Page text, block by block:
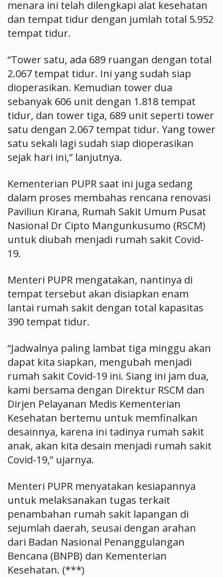
menara ini telah dilengkapi alat kesehatan
dan tempat tidur dengan jumlah total 5.952
tempat tidur.
“Tower satu, ada 689 ruangan dengan total
2.067 tempat tidur. Ini yang sudah siap
dioperasikan. Kemudian tower dua
sebanyak 606 unit dengan 1.818 tempat
tidur, dan tower tiga, 689 unit seperti tower
satu dengan 2.067 tempat tidur. Yang tower
satu sekali lagi sudah siap dioperasikan
sejak hari ini,” lanjutnya.
Kementerian PUPR saat ini juga sedang
dalam proses membahas rencana renovasi
Paviliun Kirana, Rumah Sakit Umum Pusat
Nasional Dr Cipto Mangunkusumo (RSCM)
untuk diubah menjadi rumah sakit Covid-
19.
Menteri PUPR mengatakan, nantinya di
tempat tersebut akan disiapkan enam
lantai rumah sakit dengan total kapasitas
390 tempat tidur.
“Jadwalnya paling lambat tiga minggu akan
dapat kita siapkan, mengubah menjadi
rumah sakit Covid-19 ini. Siang ini jam dua,
kami bersama dengan Direktur RSCM dan
Dirjen Pelayanan Medis Kementerian
Kesehatan bertemu untuk memfinalkan
desainnya, karena ini tadinya rumah sakit
anak, akan kita desain menjadi rumah sakit
Covid-19,” ujarnya.
Menteri PUPR menyatakan kesiapannya
untuk melaksanakan tugas terkait
penambahan rumah sakit lapangan di
sejumlah daerah, seusai dengan arahan
dari Badan Nasional Penanggulangan
Bencana (BNPB) dan Kementerian
Kesehatan. (***)